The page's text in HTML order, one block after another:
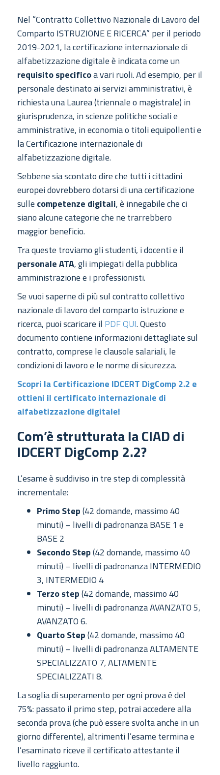
Nel “Contratto Collettivo Nazionale di Lavoro del
Comparto ISTRUZIONE E RICERCA” per il periodo
2019-2021, la certificazione internazionale di
alfabetizzazione digitale è indicata come un
requisito specificoa vari ruoli. Ad esempio, per il
personale destinato ai servizi amministrativi, è
richiesta una Laurea (triennale o magistrale) in
giurisprudenza, in scienze politiche sociali e
amministrative, in economia o titoli equipollenti e
la Certificazione internazionale di
alfabetizzazione digitale.
Sebbene sia scontato dire che tutti i cittadini
europei dovrebbero dotarsi di una certificazione
sulle competenze digitali, è innegabile che ci
siano alcune categorie che ne trarrebbero
maggior beneficio.
Tra queste troviamo gli studenti, i docenti e il
personale ATA, gli impiegati della pubblica
amministrazione e i professionisti.
Se vuoi saperne di più sul contratto collettivo
nazionale di lavoro del comparto istruzione e
ricerca, puoi scaricare il PDF QUI. Questo
documento contiene informazioni dettagliate sul
contratto, comprese le clausole salariali, le
condizioni di lavoro e le norme di sicurezza.
Scopri la Certificazione IDCERT DigComp 2.2 e
ottieni il certificato internazionale di
alfabetizzazione digitale!
Com’è strutturata la CIAD di
IDCERT DigComp 2.2?
L’esame è suddiviso in tre step di complessità
incrementale:
Primo Step(42 domande, massimo 40
minuti) – livelli di padronanza BASE 1 e
BASE 2
Secondo Step(42 domande, massimo 40
minuti) – livelli di padronanza INTERMEDIO
3, INTERMEDIO 4
Terzo step(42 domande, massimo 40
minuti) – livelli di padronanza AVANZATO 5,
AVANZATO 6.
Quarto Step(42 domande, massimo 40
minuti) – livelli di padronanza ALTAMENTE
SPECIALIZZATO 7, ALTAMENTE
SPECIALIZZATI 8.
La soglia di superamento per ogni prova è del
75%: passato il primo step, potrai accedere alla
seconda prova (che può essere svolta anche in un
giorno differente), altrimenti l’esame termina e
l’esaminato riceve il certificato attestante il
livello raggiunto.